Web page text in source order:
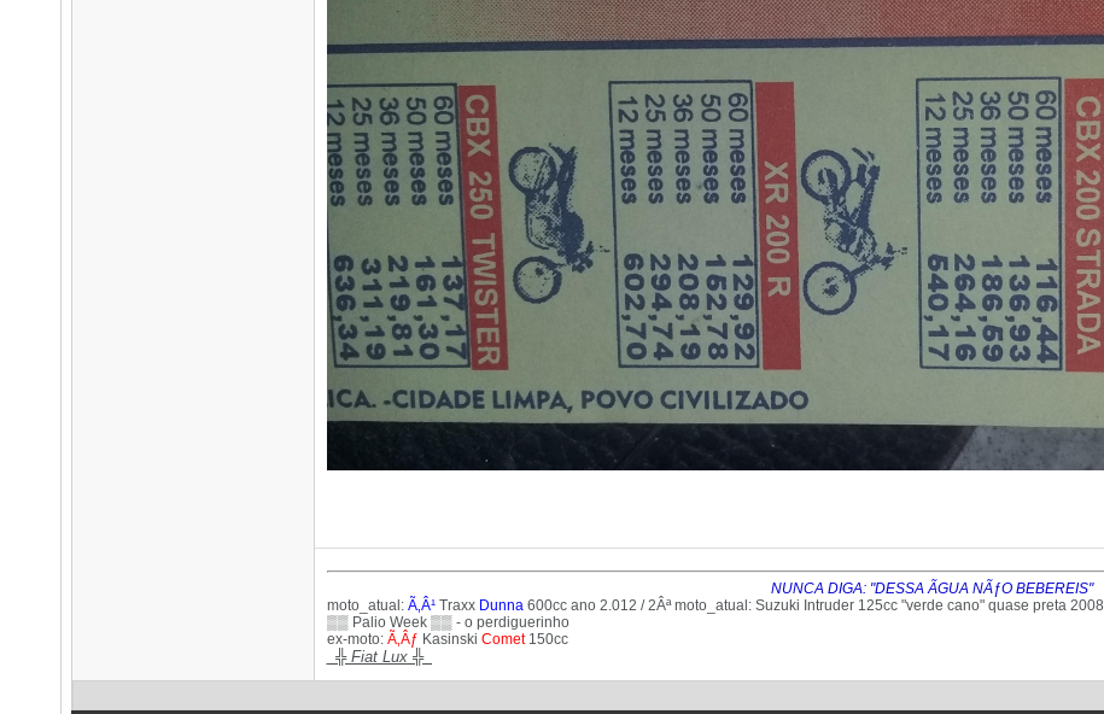
NUNCA DIGA: "DESSA ÃGUA NÃƒO BEBEREIS"
moto_atual: Ã‚Â¹ Traxx Dunna 600cc ano 2.012 / 2Âª moto_atual: Suzuki Intruder 125cc "verde cano" quase preta 2008
▒▒ Palio Week ▒▒ - o perdiguerinho
ex-moto: Ã‚Âƒ Kasinski Comet 150cc
_​╬ Fiat Lux ╬_